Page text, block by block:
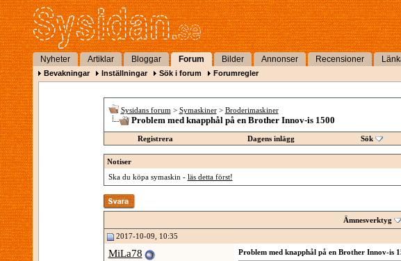
Nyheter Artiklar Bloggar Forum Bilder Annonser Recensioner
Bevakningar Inställningar Sök i forum Forumregler
Sysidans forum > Symaskiner > Broderimaskiner
Problem med knapphål på en Brother Innov-is 1500
Registrera
Dagens inlägg Sök
Notiser
Ska du köpa symaskin - läs detta först!
Ämnesverktyg
2017-10-09, 10:35
MiLa78 Problem med knapphål på en Brother Innov-is